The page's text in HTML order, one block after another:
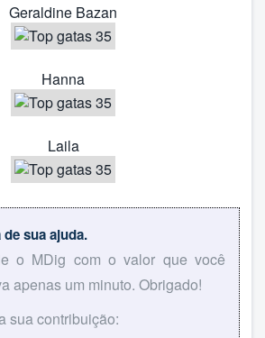
Geraldine Bazan
Hanna
Laila
sua ajuda.
o MDig com o valor que você
apenas um minuto. Obrigado!
sua contribuição: